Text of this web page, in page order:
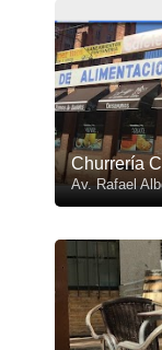
Churrería
Av. Rafael